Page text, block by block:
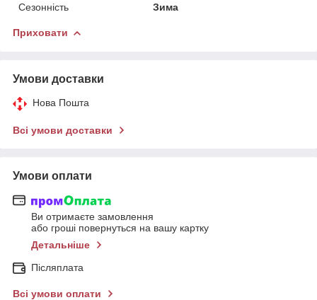
Сезонність
Зима
Приховати
Умови доставки
Нова Пошта
Всі умови доставки
Умови оплати
Ви отримаєте замовлення
або гроші повернуться на вашу картку
Детальніше
Післяплата
Всі умови оплати